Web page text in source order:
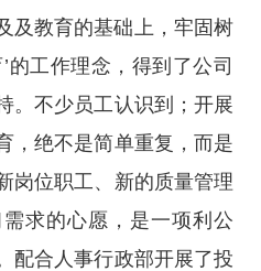
及教育的基础上，牢固树
的工作理念，得到了公司
。不少员工认识到；开展
，绝不是简单重复，而是
岗位职工、新的质量管理
求的心愿，是一项利公
配合人事行政部开展了投